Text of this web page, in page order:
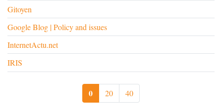
Gitoyen
Google Blog | Policy and issues
InternetActu.net
IRIS
0 20 40